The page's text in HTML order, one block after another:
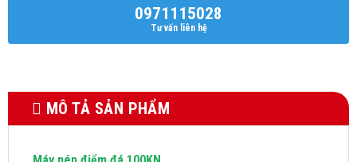
0971115028
Tư vấn liên hệ
MÔ TẢ SẢN PHẨM